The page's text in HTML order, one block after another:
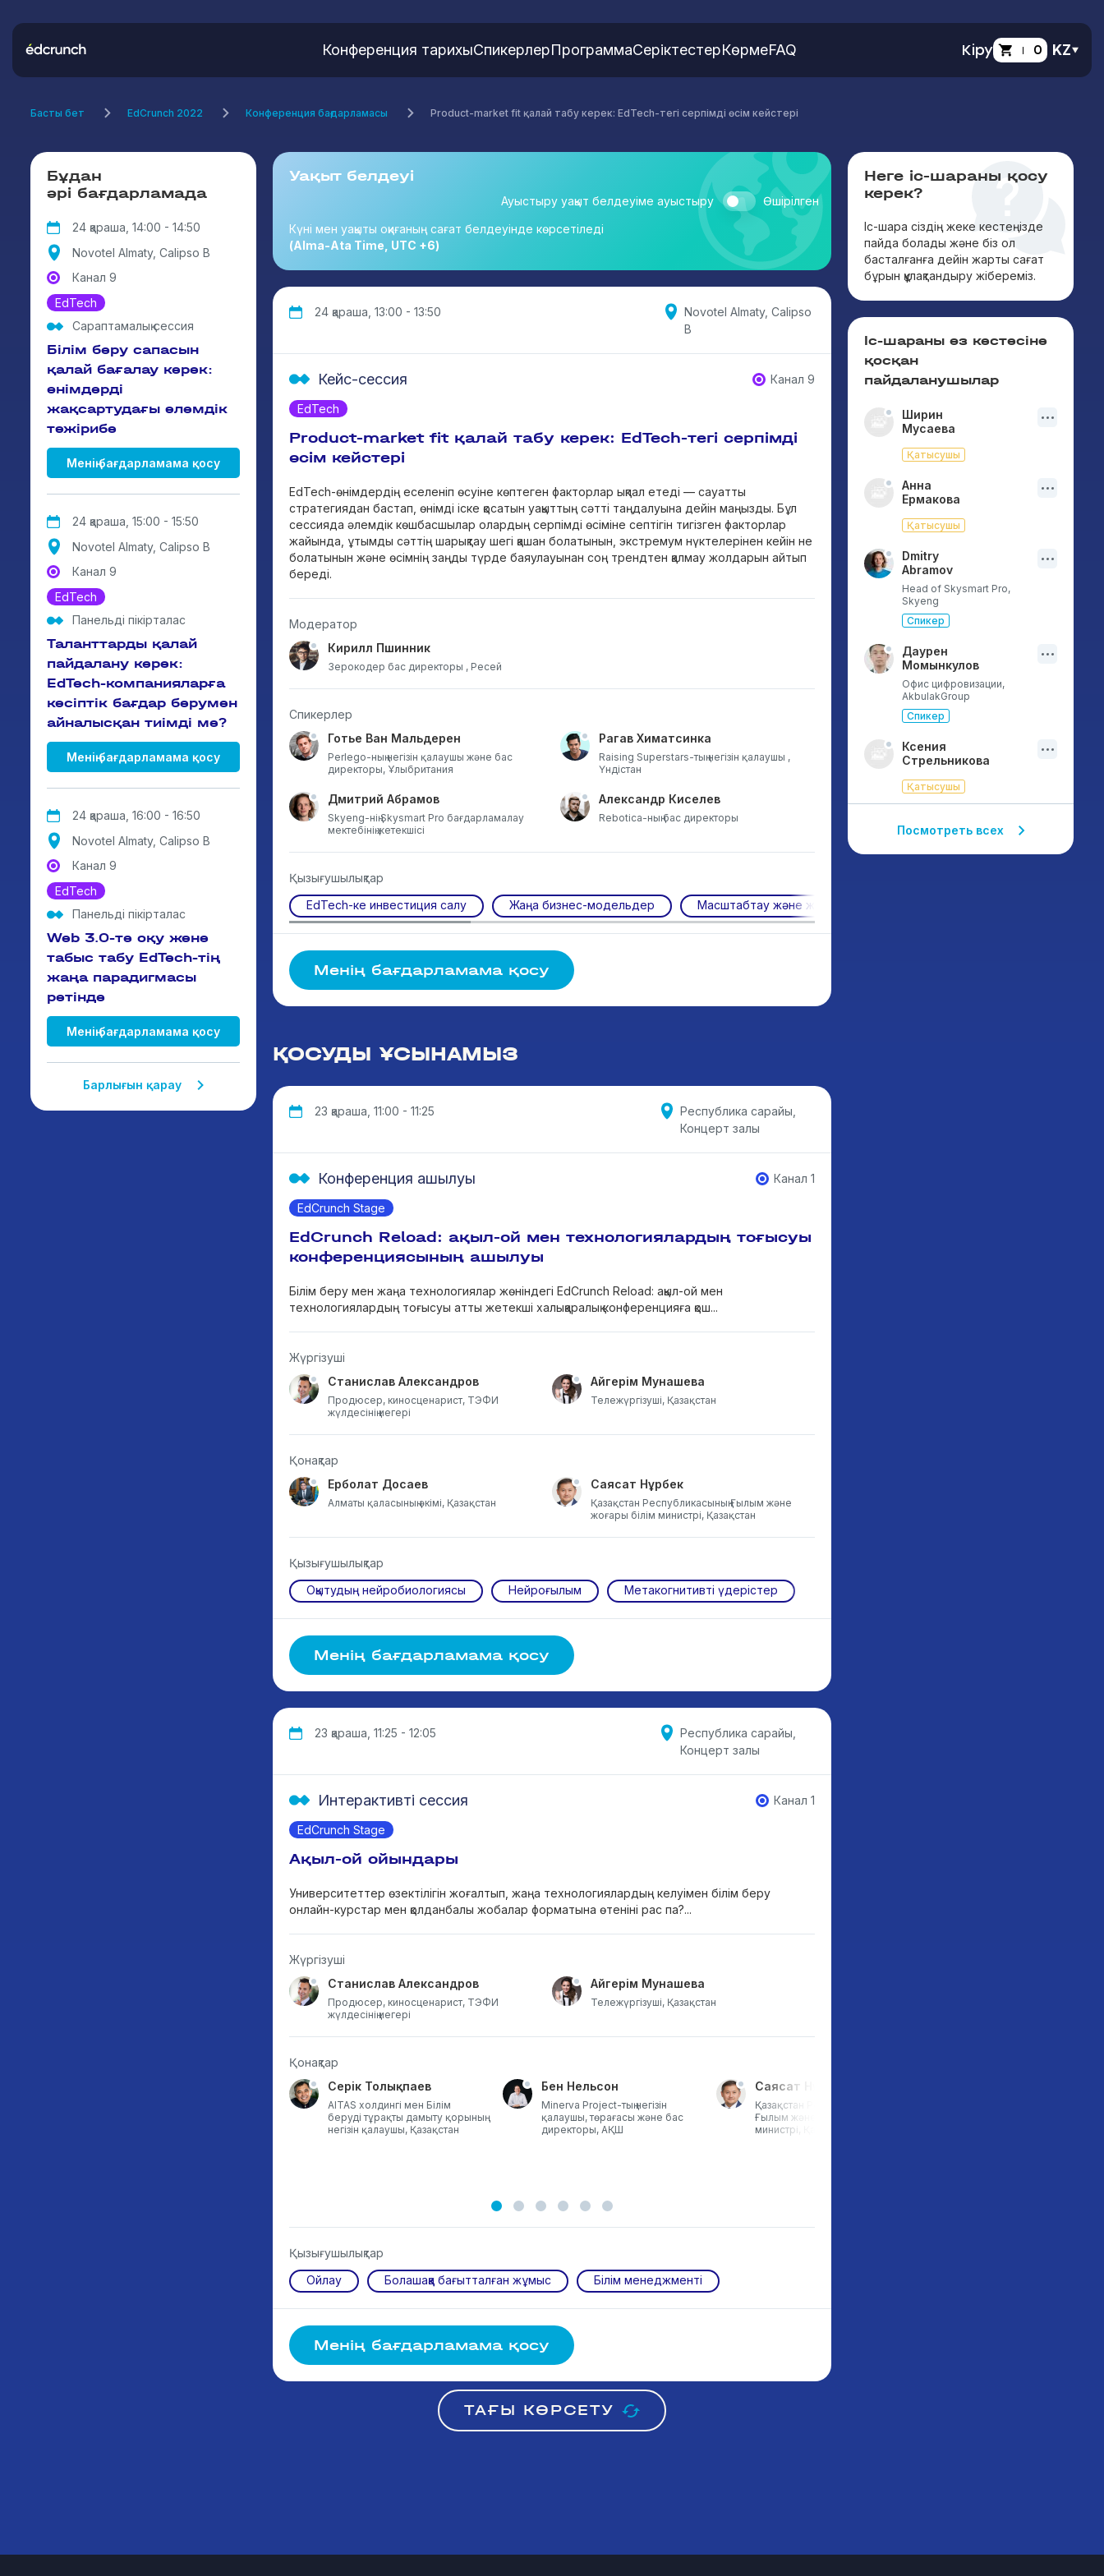
Конференция тарихыСпикерлерПрограммаСеріктестерКөрмеFAQ Кіру 0 KZ
Басты бет EdCrunch 2022 Конференция бағдарламасы Product-market fit қалай табу керек: EdTech-тегі серпімді өсім кейстері
Бұдан
әрі бағдарламада
24 қараша, 14:00 - 14:50
Novotel Almaty, Calipso B
Канал 9
EdTech
Сараптамалық сессия
Білім беру сапасын
қалай бағалау керек:
өнімдерді
жақсартудағы әлемдік
тәжірибе
Менің бағдарламама қосу
24 қараша, 15:00 - 15:50
Novotel Almaty, Calipso B
Канал 9
EdTech
Панельді пікірталас
Таланттарды қалай
пайдалану керек:
EdTech-компанияларға
кәсіптік бағдар берумен
айналысқан тиімді ме?
Менің бағдарламама қосу
24 қараша, 16:00 - 16:50
Novotel Almaty, Calipso B
Канал 9
EdTech
Панельді пікірталас
Web 3.0-те оқу және
табыс табу EdTech-тің
жаңа парадигмасы
ретінде
Менің бағдарламама қосу
Барлығын қарау
Уақыт белдеуі
Күні мен уақыты оқиғаның сағат белдеуінде көрсетіледі
(Alma-Ata Time, UTC +6)
Ауыстыру уақыт белдеуіме ауыстыру Өшірілген
24 қараша, 13:00 - 13:50
Novotel Almaty, Calipso
B
EdTech
Кейс-сессия Канал 9
Product-market fit қалай табу керек: EdTech-тегі серпімді
өсім кейстері
EdTech-өнімдердің еселеніп өсуіне көптеген факторлар ықпал етеді — сауатты
стратегиядан бастап, өнімді іске қосатын уақыттың сәтті таңдалуына дейін маңызды. Бұл
сессияда әлемдік көшбасшылар олардың серпімді өсіміне септігін тигізген факторлар
жайында, ұтымды сәттің шарықтау шегі қашан болатынын, экстремум нүктелерінен кейін не
болатынын және өсімнің заңды түрде баяулауынан соң трендтен қалмау жолдарын айтып
береді.
Модератор
Кирилл Пшинник
Зерокодер бас директоры , Ресей
Спикерлер
Готье Ван Мальдерен
Perlego-ның негізін қалаушы және бас
директоры, Ұлыбритания
Рагав Химатсинка
Raising Superstars-тың негізін қалаушы ,
Үндістан
Дмитрий Абрамов
Skyeng-нің Skysmart Pro бағдарламалау
мектебінің жетекшісі
Александр Киселев
Rebotica-ның бас директоры
Қызығушылықтар
EdTech-ке инвестиция салу
Жаңа бизнес-модельдер Масштабтау және жаһандық нарыққа шығу
Менің бағдарламама қосу
ҚОСУДЫ ҰСЫНАМЫЗ
23 қараша, 11:00 - 11:25
Республика сарайы,
Концерт залы
EdCrunch Stage
Конференция ашылуы Канал 1
EdCrunch Reload: ақыл-ой мен технологиялардың тоғысуы
конференциясының ашылуы
Білім беру мен жаңа технологиялар жөніндегі EdCrunch Reload: ақыл-ой мен
технологиялардың тоғысуы атты жетекші халықаралық конференцияға қош...
Жүргізуші
Станислав Александров
Продюсер, киносценарист, ТЭФИ
жүлдесінің иегері
Айгерім Мунашева
Тележүргізуші, Қазақстан
Қонақтар
Ерболат Досаев
Алматы қаласының әкімі, Қазақстан
Саясат Нұрбек
Қазақстан Республикасының Ғылым және
жоғары білім министрі, Қазақстан
Қызығушылықтар
Оқытудың нейробиологиясы
Нейроғылым Метакогнитивті үдерістер
Менің бағдарламама қосу
23 қараша, 11:25 - 12:05
Республика сарайы,
Концерт залы
EdCrunch Stage
Интерактивті сессия Канал 1
Ақыл-ой ойындары
Университеттер өзектілігін жоғалтып, жаңа технологиялардың келуімен білім беру
онлайн-курстар мен қолданбалы жобалар форматына өтеніні рас па?...
Жүргізуші
Станислав Александров
Продюсер, киносценарист, ТЭФИ
жүлдесінің иегері
Айгерім Мунашева
Тележүргізуші, Қазақстан
Қонақтар
Серік Толықпаев
AITAS холдингі мен Білім
беруді тұрақты дамыту қорының
негізін қалаушы, Қазақстан
Бен Нельсон
Minerva Project-тың негізін
қалаушы, төрағасы және бас
директоры, АҚШ
Саясат Нұрбек
Қазақстан Республикасының
Ғылым және жоғары білім
министрі, Қазақстан
Қызығушылықтар
Ойлау
Болашаққа бағытталған жұмыс Білім менеджменті
Менің бағдарламама қосу
ТАҒЫ КӨРСЕТУ
Неге іс-шараны қосу
керек?
Іс-шара сіздің жеке кестеңізде
пайда болады және біз ол
басталғанға дейін жарты сағат
бұрын құлақтандыру жібереміз.
Іс-шараны өз кестесіне
қосқан
пайдаланушылар
Ширин
Мусаева
Қатысушы
Анна
Ермакова
Қатысушы
Dmitry
Abramov
Head of Skysmart Pro,
Skyeng
Спикер
Даурен
Момынкулов
Офис цифровизации,
AkbulakGroup
Спикер
Ксения
Стрельникова
Қатысушы
Посмотреть всех